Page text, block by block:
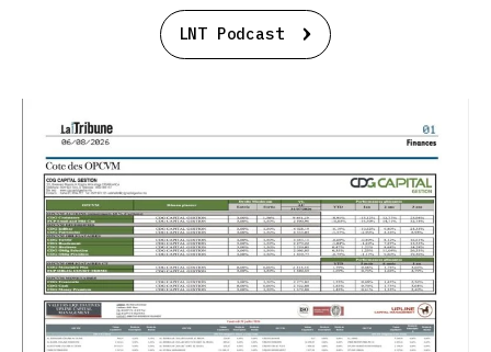
LNT Podcast